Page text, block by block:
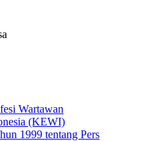
Wartawan
(KEWI)
1999 tentang Pers